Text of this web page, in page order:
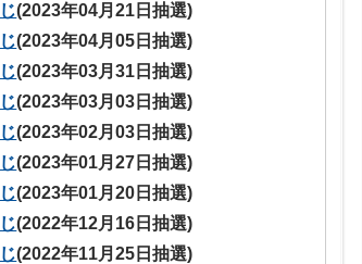
(2023年04月21日抽選)
(2023年04月05日抽選)
(2023年03月31日抽選)
(2023年03月03日抽選)
(2023年02月03日抽選)
(2023年01月27日抽選)
(2023年01月20日抽選)
(2022年12月16日抽選)
(2022年11月25日抽選)